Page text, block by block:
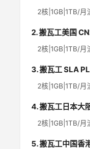
2核|1GB|1TB/
2. 搬瓦工美国
2核|1GB|1TB/
3. 搬瓦工 SLA
2核|1GB|1TB/
4. 搬瓦工日本大
2核|1GB|1TB/
5. 搬瓦工中国香